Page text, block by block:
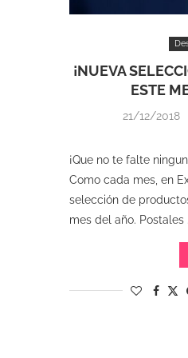
¡NUEVA
ESTE
21/12/2018
¡Que no te falte
Como cada mes, en
selección de
mes del año. Postales